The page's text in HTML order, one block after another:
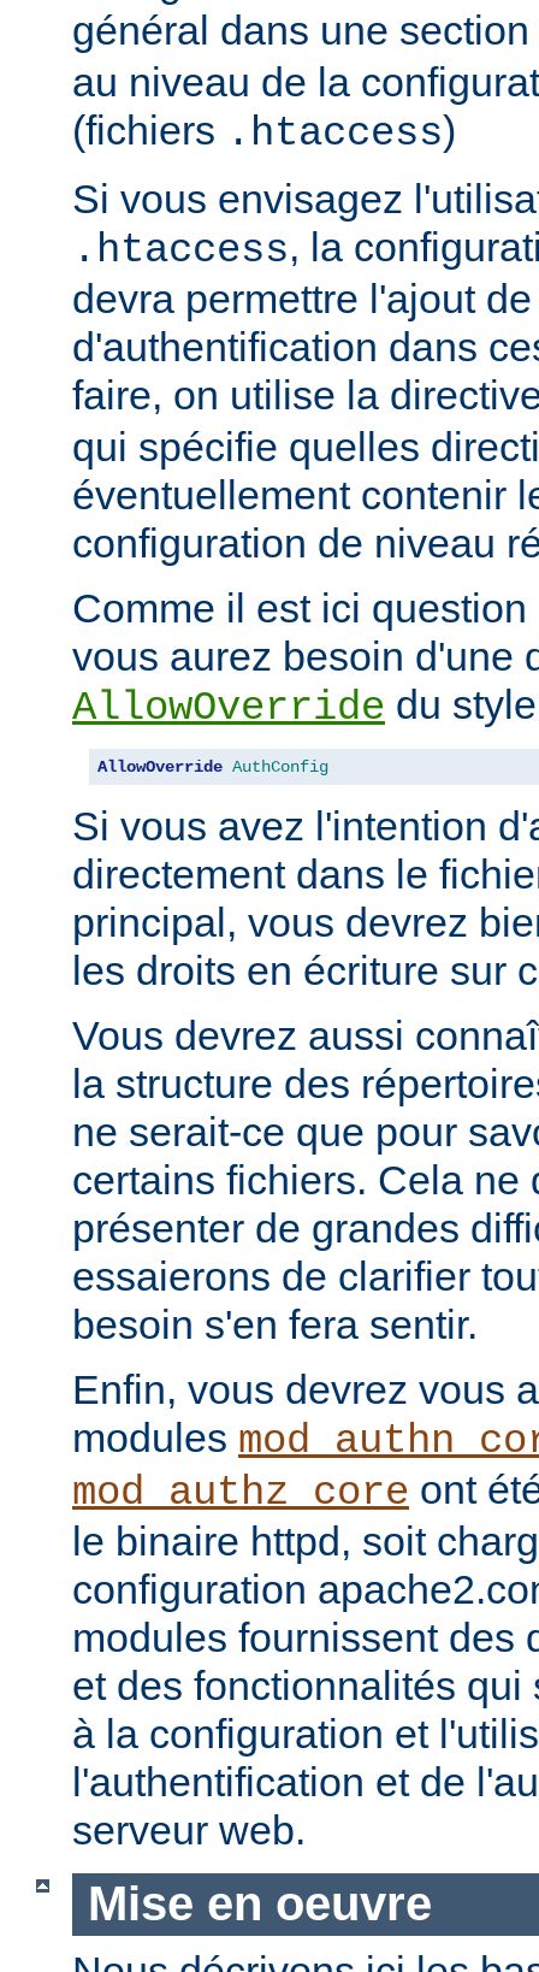
général dans une section
au niveau de la
(fichiers .htaccess)
Si vous envisagez
.htaccess, la
devra permettre l'ajout
d'authentification dans
faire, on utilise la
qui spécifie quelles
éventuellement contenir
configuration de niveau
Comme il est ici
vous aurez besoin d'une
AllowOverride du
AllowOverride AuthConfig
Si vous avez l'intention
directement dans le
principal, vous devrez
les droits en écriture sur
Vous devrez aussi
la structure des
ne serait-ce que pour
certains fichiers. Cela ne
présenter de grandes
essaierons de clarifier
besoin s'en fera sentir.
Enfin, vous devrez vous
modules
mod_authz_core ont
le binaire httpd, soit
configuration
modules fournissent des
et des fonctionnalités
à la configuration et
l'authentification et de
serveur web.
Mise en oeuvre